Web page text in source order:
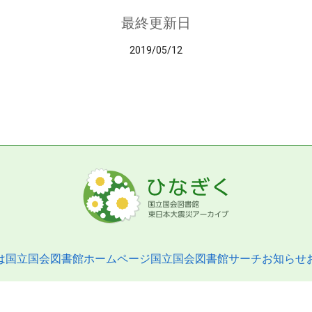
最終更新日
2019/05/12
国立国会図書館ホームページ国立国会図書館サーチお知らせ